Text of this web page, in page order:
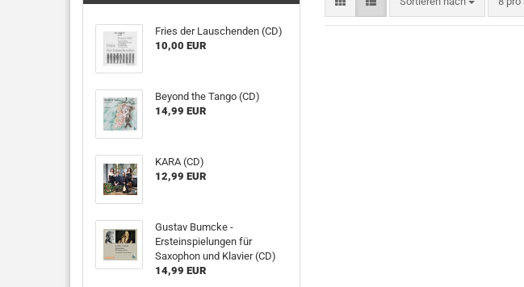
Fries der Lauschenden (CD)
10,00 EUR
Beyond the Tango (CD)
14,99 EUR
KARA (CD)
12,99 EUR
Gustav Bumcke -
Ersteinspielungen für
Saxophon und Klavier (CD)
14,99 EUR